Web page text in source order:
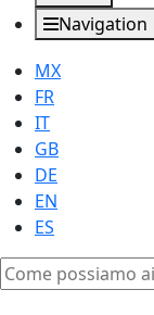
Navigation
MX
FR
IT
GB
DE
EN
ES